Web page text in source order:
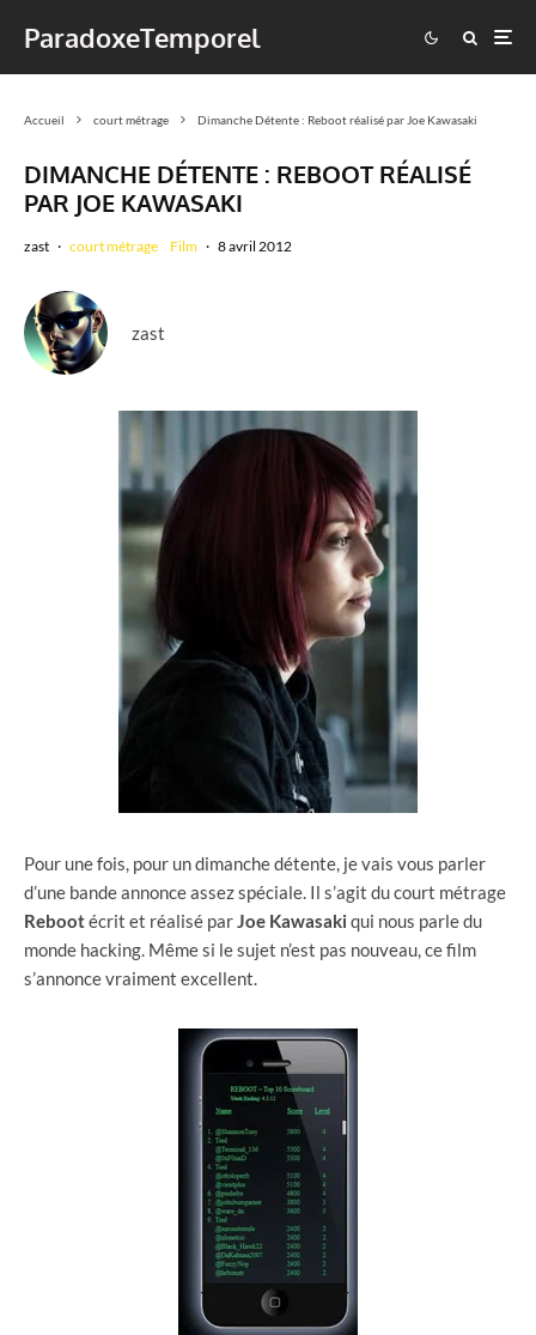
ParadoxeTemporel
Accueil court métrage Dimanche Détente : Reboot réalisé par Joe Kawasaki
DIMANCHE DÉTENTE : REBOOT RÉALISÉ
PAR JOE KAWASAKI
zast · court métrage Film · 8 avril 2012
zast
Pour une fois, pour un dimanche détente, je vais vous parler
d’une bande annonce assez spéciale. Il s’agit du court métrage
Rebootécrit et réalisé parJoe Kawasaki qui nous parle du
monde hacking. Même si le sujet n’est pas nouveau, ce film
s’annonce vraiment excellent.